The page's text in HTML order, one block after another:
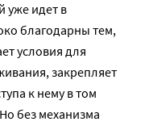
уже идет в
благодарны тем,
условия для
закрепляет
к нему в том
без механизма